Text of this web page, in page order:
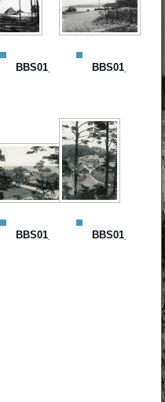
BBS01_322_r BBS01_340_r
BBS01_352_r BBS01_353